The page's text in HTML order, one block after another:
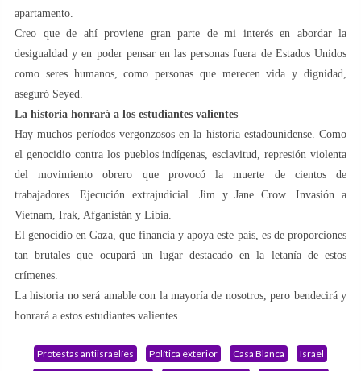
apartamento.
Creo que de ahí proviene gran parte de mi interés en abordar la
desigualdad y en poder pensar en las personas fuera de Estados Unidos
como seres humanos, como personas que merecen vida y dignidad,
aseguró Seyed.
La historia honrará a los estudiantes valientes
Hay muchos períodos vergonzosos en la historia estadounidense. Como
el genocidio contra los pueblos indígenas, esclavitud, represión violenta
del movimiento obrero que provocó la muerte de cientos de
trabajadores. Ejecución extrajudicial. Jim y Jane Crow. Invasión a
Vietnam, Irak, Afganistán y Libia.
El genocidio en Gaza, que financia y apoya este país, es de proporciones
tan brutales que ocupará un lugar destacado en la letanía de estos
crímenes.
La historia no será amable con la mayoría de nosotros, pero bendecirá y
honrará a estos estudiantes valientes.
Protestas antiisraelíes Política exterior Casa Blanca
Israel